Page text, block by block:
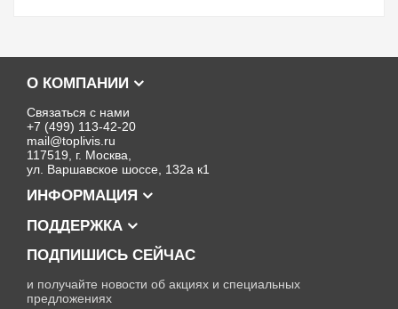
О КОМПАНИИ
Связаться с нами
+7 (499) 113-42-20
mail@toplivis.ru
117519, г. Москва,
ул. Варшавское шоссе, 132а к1
ИНФОРМАЦИЯ
ПОДДЕРЖКА
ПОДПИШИСЬ СЕЙЧАС
и получайте новости об акциях и специальных
предложениях